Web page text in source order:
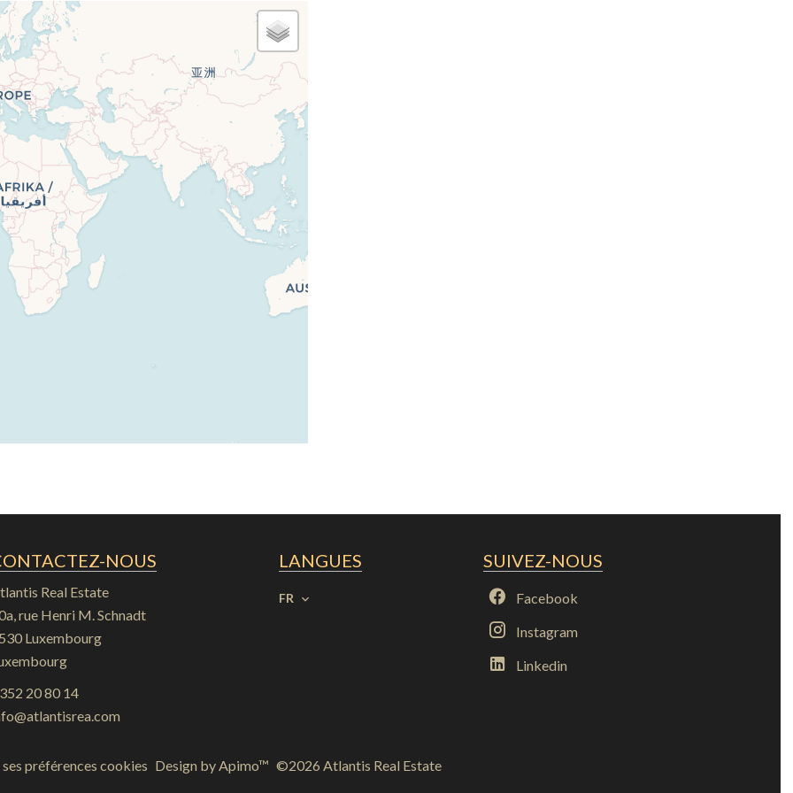
NOUS
Real Estate
rue Henri M. Schnadt
Luxembourg
20 80 14
LANGUES
FR
SUIVEZ-NOUS
Facebook
Instagram
Linkedin
préférences cookies Design byApimo™ ©2026 Atlantis Real Estate